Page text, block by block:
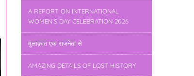
A REPORT ON INTERNATIONAL
WOMEN’S DAY CELEBRATION 2026
मुलाक़ात एक राजनेता से
AMAZING DETAILS OF LOST HISTORY